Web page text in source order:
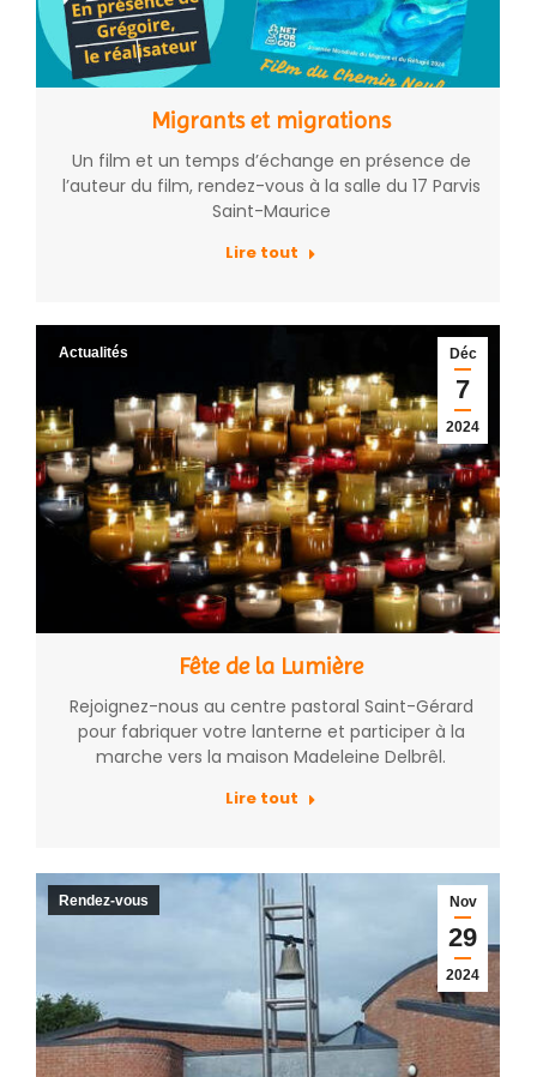
Migrants et migrations
Un film et un temps d’échange en présence de
l’auteur du film, rendez-vous à la salle du 17 Parvis
Saint-Maurice
Lire tout
Déc
7
2024
Actualités
Fête de la Lumière
Rejoignez-nous au centre pastoral Saint-Gérard
pour fabriquer votre lanterne et participer à la
marche vers la maison Madeleine Delbrêl.
Lire tout
Nov
29
2024
Rendez-vous